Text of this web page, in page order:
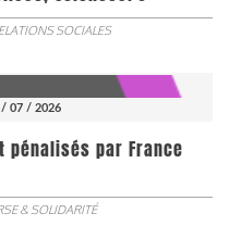
SOCIALES
/ 07 / 2026
pénalisés par France
& SOLIDARITÉ